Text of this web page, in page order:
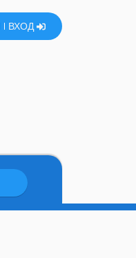
ВХОД